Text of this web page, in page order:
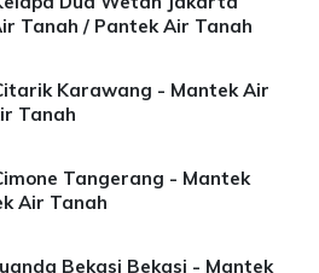
Tanah / Pantek Air Tanah
Karawang - Mantek Air
Tanah
Tangerang - Mantek
Air Tanah
Bekasi Bekasi - Mantek